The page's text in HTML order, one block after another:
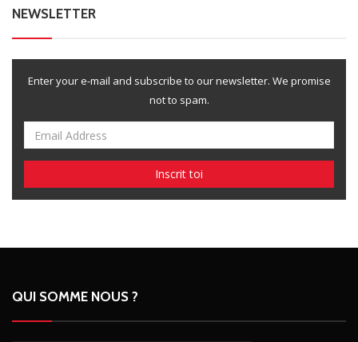
NEWSLETTER
Enter your e-mail and subscribe to our newsletter. We promise
not to spam.
QUI SOMME NOUS ?